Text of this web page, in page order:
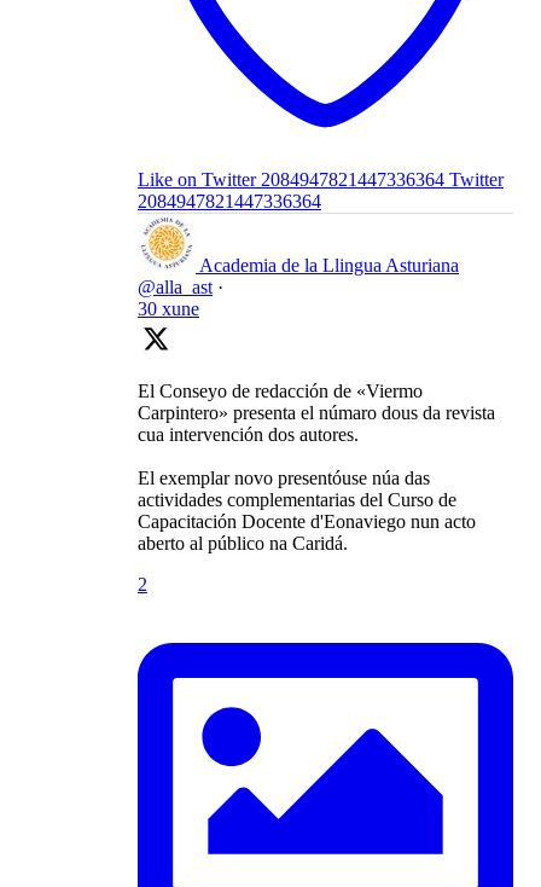
Like on Twitter 2084947821447336364 Twitter
2084947821447336364
Academia de la Llingua Asturiana
@alla_ast ·
30 xune
El Conseyo de redacción de «Viermo
Carpintero» presenta el númaro dous da revista
cua intervención dos autores.
El exemplar novo presentóuse núa das
actividades complementarias del Curso de
Capacitación Docente d'Eonaviego nun acto
aberto al público na Caridá.
2